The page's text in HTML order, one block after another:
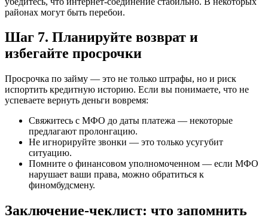
районах могут быть перебои.
Шаг 7. Планируйте возврат и
избегайте просрочки
Просрочка по займу — это не только штрафы, но и риск
испортить кредитную историю. Если вы понимаете, что не
успеваете вернуть деньги вовремя:
Свяжитесь с МФО до даты платежа — некоторые
предлагают пролонгацию.
Не игнорируйте звонки — это только усугубит
ситуацию.
Помните о финансовом уполномоченном — если МФО
нарушает ваши права, можно обратиться к
финомбудсмену.
Заключение-чеклист: что запомнить